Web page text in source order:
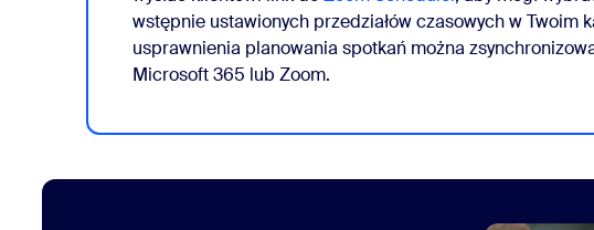
wstępnie ustawionych przedziałów czasowych w Twoim
usprawnienia planowania spotkań można
Microsoft 365 lub Zoom.